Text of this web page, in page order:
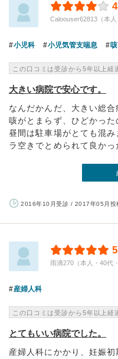
Caloouser62813（本人
小児科 小児気管支喘息
この口コミは受診から5年以上経
大きい病院で安心です。
なんだかんだ、大きい総
咳がとまらず、ひどかった
昼間は駐車場がとても混
ラ空きでとめられて良かっ
2016年10月受診 / 2017年05月投
雨滴270（本人・40代
産婦人科
この口コミは受診から5年以上経
とてもいい病院でした。
産婦人科にかかり、妊娠